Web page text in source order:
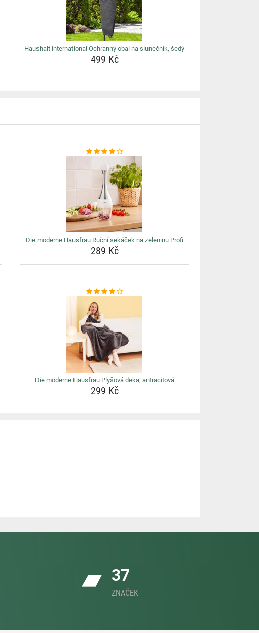
Haushalt international Ochranný obal na slunečník, šedý
499 Kč
Die moderne Hausfrau Ruční sekáček na zeleninu Profi
289 Kč
Die moderne Hausfrau Plyšová deka, antracitová
299 Kč
37
ZNAČEK